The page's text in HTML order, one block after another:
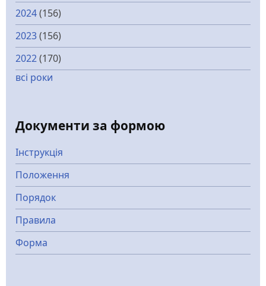
2024(156)
2023(156)
2022(170)
всі роки
Документи за формою
Інструкція
Положення
Порядок
Правила
Форма